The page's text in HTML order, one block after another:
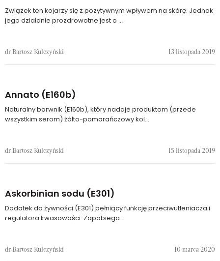
Związek ten kojarzy się z pozytywnym wpływem na skórę. Jednak
jego działanie prozdrowotne jest o ...
dr Bartosz Kulczyński 13 listopada 2019
Annato (E160b)
Naturalny barwnik (E160b), który nadaje produktom (przede
wszystkim serom) żółto-pomarańczowy kol...
dr Bartosz Kulczyński 15 listopada 2019
Askorbinian sodu (E301)
Dodatek do żywności (E301) pełniący funkcję przeciwutleniacza i
regulatora kwasowości. Zapobiega ...
dr Bartosz Kulczyński 10 marca 2020